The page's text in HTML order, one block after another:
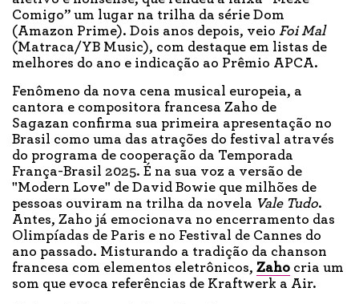
Comigo” um lugar na trilha da série Dom
(Amazon Prime). Dois anos depois, veio Foi Mal
(Matraca/YB Music), com destaque em listas de
melhores do ano e indicação ao Prêmio APCA.
Fenômeno da nova cena musical europeia, a
cantora e compositora francesa Zaho de
Sagazan confirma sua primeira apresentação no
Brasil como uma das atrações do festival através
do programa de cooperação da Temporada
França-Brasil 2025. É na sua voz a versão de
"Modern Love" de David Bowie que milhões de
pessoas ouviram na trilha da novela Vale Tudo.
Antes, Zaho já emocionava no encerramento das
Olimpíadas de Paris e no Festival de Cannes do
ano passado. Misturando a tradição da chanson
francesa com elementos eletrônicos, Zaho cria um
som que evoca referências de Kraftwerk a Air.